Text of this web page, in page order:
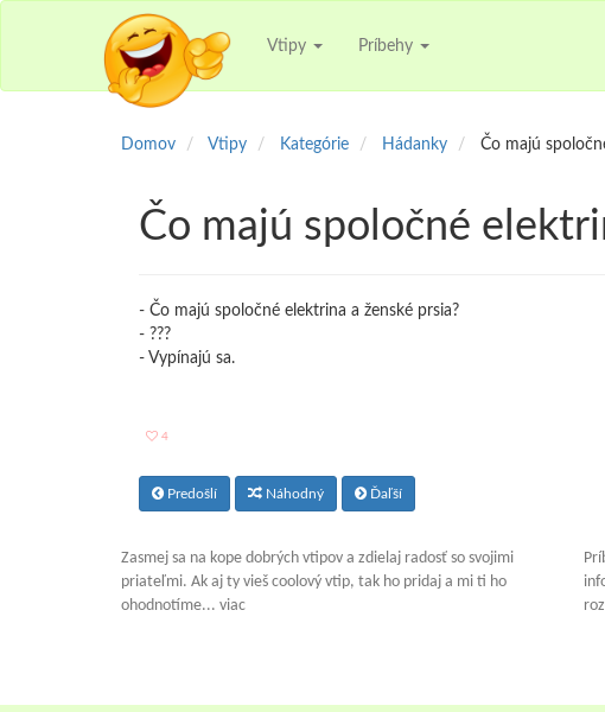
Vtipy Príbehy
Domov Vtipy Kategórie Hádanky Čo majú
Čo majú spoločné
- Čo majú spoločné elektrina a ženské prsia?
- ???
- Vypínajú sa.
4
Predošlí Náhodný Ďaľší
Zasmej sa na kope dobrých vtipov a zdielaj radosť so svojimi
priateľmi. Ak aj ty vieš coolový vtip, tak ho pridaj a mi ti ho
ohodnotíme... viac